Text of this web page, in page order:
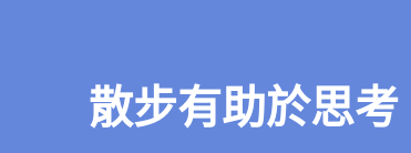
散步有助於思考